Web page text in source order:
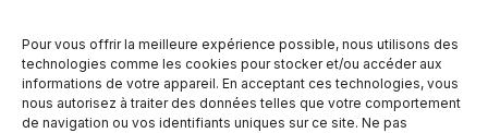
Pour vous offrir la meilleure expérience possible, nous utilisons des
technologies comme les cookies pour stocker et/ou accéder aux
informations de votre appareil. En acceptant ces technologies, vous
nous autorisez à traiter des données telles que votre comportement
de navigation ou vos identifiants uniques sur ce site. Ne pas
Heures d’ouverture
Lundi au mercredi
9h00 à 17h30
Jeudi
9h00 à 20h00